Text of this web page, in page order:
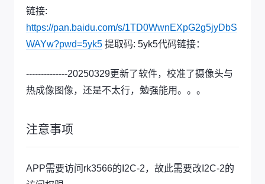
链接:
https://pan.baidu.com/s/1TD0WwnEXpG2g5jyDbS
WAYw?pwd=5yk5 提取码: 5yk5代码链接：
--------------20250329更新了软件，校准了摄像头与
热成像图像，还是不太行，勉强能用。。。
注意事项
APP需要访问rk3566的I2C-2，故此需要改I2C-2的